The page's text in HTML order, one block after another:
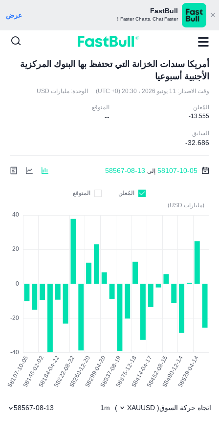
FastBull
Faster Charts, Chat Faster！ عرض
أمريكا سندات الخزانة التي تحتفظ بها البنوك المركزية
الأجنبية أسبوعيا
وقت الاصدار: 11 يونيو 2026 ، 20:30 (UTC +0) الوحدة: مليارات USD
المُعلن
-13.555
المتوقع
--
السابق
-32.686
58107-10-05 إلى 58567-08-13
المُعلن
المتوقع
(مليارات USD)
اتجاه حركة السوق(
XAUUSD
)
1m
58567-08-13